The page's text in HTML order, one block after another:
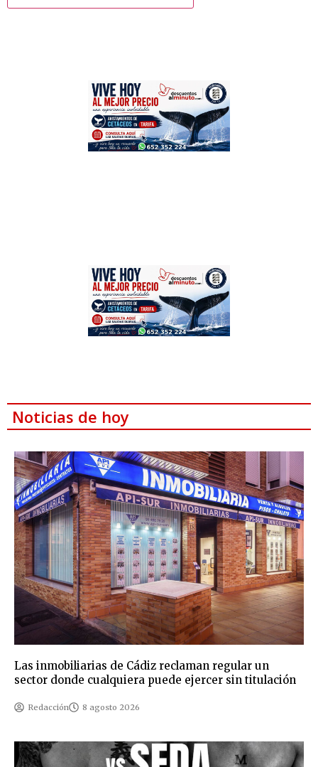
Noticias de hoy
Las inmobiliarias de Cádiz reclaman regular un
sector donde cualquiera puede ejercer sin titulación
Redacción 8 agosto 2026